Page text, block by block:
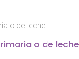
o de leche
o de leche